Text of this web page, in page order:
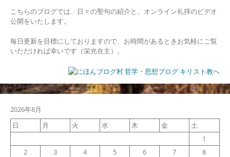
こちらのブログでは、日々の聖句の紹介と、オンライン礼拝のビデオ
公開をいたします。
毎日更新を目標にしておりますので、お時間があるときお気軽にご覧
いただければ幸いです（栄光在主）。
2026年8月
日
月 火 水 木 金
土
1
2
3 4 5 6 7
8